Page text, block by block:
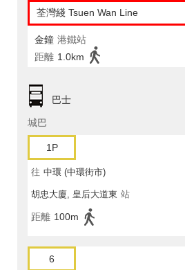
荃灣綫 Tsuen Wan Line
金鐘 港鐵站
距離 1.0km
巴士
城巴
1P
往 中環 (中環街市)
胡忠大廈, 皇后大道東 站
距離 100m
6